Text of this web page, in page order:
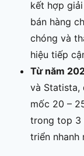
kết hợp
bán hàng
chóng và
hiệu tiếp
Từ năm
và Statista,
mốc 20 –
trong top 3
triển nhanh